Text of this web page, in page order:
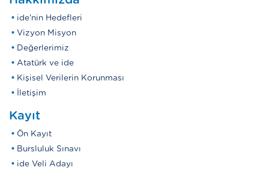
ide'nin Hedefleri
Vizyon Misyon
Değerlerimiz
Atatürk ve ide
Kişisel Verilerin Korunması
İletişim
Kayıt
Ön Kayıt
Bursluluk Sınavı
ide Veli Adayı